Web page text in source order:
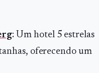
: Um hotel 5 estrelas
oferecendo um